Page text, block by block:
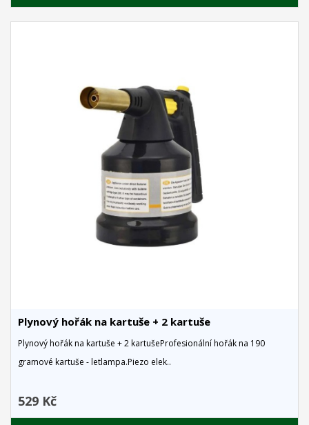
Plynový hořák na kartuše + 2 kartuše
Plynový hořák na kartuše + 2 kartušeProfesionální hořák na 190
gramové kartuše - letlampa.Piezo elek..
529 Kč